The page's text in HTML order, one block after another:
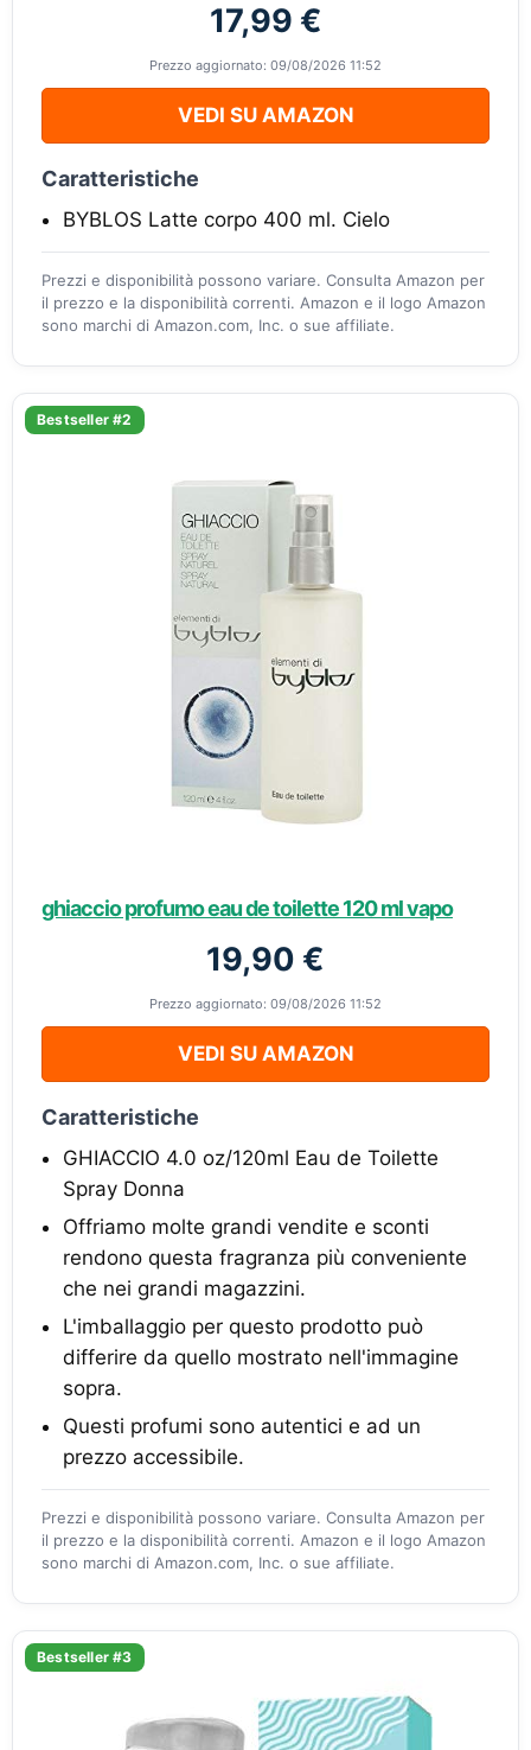
17,99 €
Prezzo aggiornato: 09/08/2026 11:52
VEDI SU AMAZON
Caratteristiche
BYBLOS Latte corpo 400 ml. Cielo
Prezzi e disponibilità possono variare. Consulta Amazon per
il prezzo e la disponibilità correnti. Amazon e il logo Amazon
sono marchi di Amazon.com, Inc. o sue affiliate.
Bestseller #2
ghiaccio profumo eau de toilette 120 ml vapo
19,90 €
Prezzo aggiornato: 09/08/2026 11:52
VEDI SU AMAZON
Caratteristiche
GHIACCIO 4.0 oz/120ml Eau de Toilette
Spray Donna
Offriamo molte grandi vendite e sconti
rendono questa fragranza più conveniente
che nei grandi magazzini.
L'imballaggio per questo prodotto può
differire da quello mostrato nell'immagine
sopra.
Questi profumi sono autentici e ad un
prezzo accessibile.
Prezzi e disponibilità possono variare. Consulta Amazon per
il prezzo e la disponibilità correnti. Amazon e il logo Amazon
sono marchi di Amazon.com, Inc. o sue affiliate.
Bestseller #3